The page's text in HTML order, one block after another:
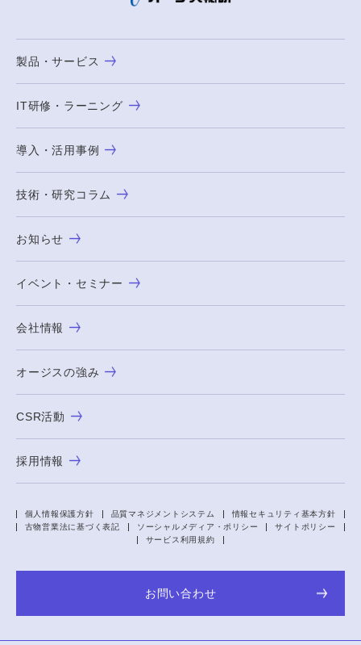
製品・サービス
IT研修・ラーニング
導入・活用事例
技術・研究コラム
お知らせ
イベント・セミナー
会社情報
オージスの強み
CSR活動
採用情報
個人情報保護方針 品質マネジメントシステム
情報セキュリティ基本方針
古物営業法に基づく表記
ソーシャルメディア・ポリシー
サイトポリシー
サービス利用規約
お問い合わせ